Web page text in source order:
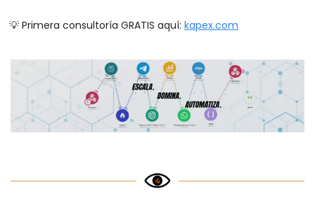
💡 Primera consultoría GRATIS aquí: kapex.com